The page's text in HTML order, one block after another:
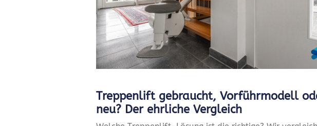
Treppenlift gebraucht, Vorführmodell
neu? Der ehrliche Vergleich